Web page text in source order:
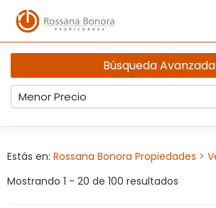
Búsqueda Avanzada
Menor Precio
Estás en: Rossana Bonora Propiedades >
Mostrando 1 - 20 de 100 resultados